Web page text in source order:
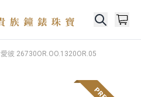
愛彼 26730OR.OO.1320OR.05